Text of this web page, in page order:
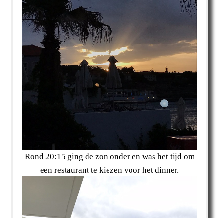
Rond 20:15 ging de zon onder en was het tijd om
een restaurant te kiezen voor het dinner.